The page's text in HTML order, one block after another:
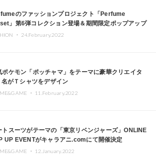
のファッションプロジェクト「Perfume
」第6弾コレクション登場＆期間限定ポップアップ
ップ開始
・ 24.February.2022
ポケモン「ポッチャマ」をテーマに豪華クリエイタ
名がＴシャツをデザイン
・ 11.February.2022
トスーツがテーマの「東京リベンジャーズ」ONLINE
UP EVENTがキャラアニ.comにて開催決定
・ 12.January.2022